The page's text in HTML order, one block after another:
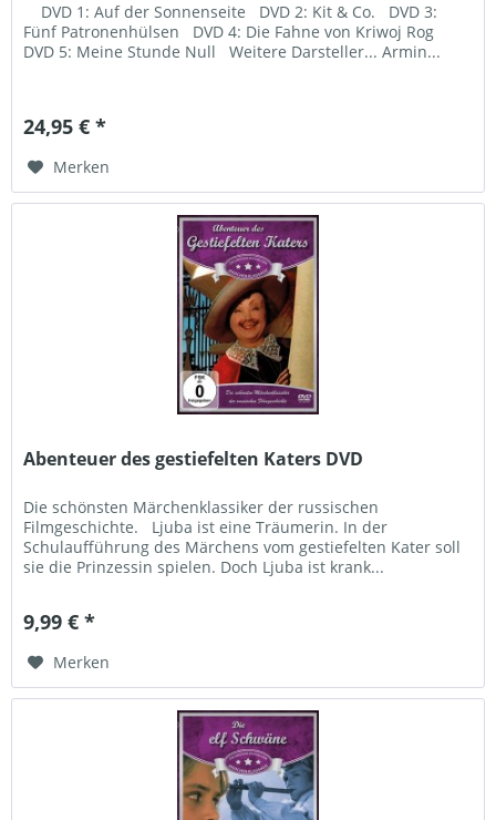
DVD 1: Auf der Sonnenseite DVD 2: Kit & Co. DVD 3:
Fünf Patronenhülsen DVD 4: Die Fahne von Kriwoj Rog
DVD 5: Meine Stunde Null Weitere Darsteller... Armin...
24,95 € *
Merken
Abenteuer des gestiefelten Katers DVD
Die schönsten Märchenklassiker der russischen
Filmgeschichte. Ljuba ist eine Träumerin. In der
Schulaufführung des Märchens vom gestiefelten Kater soll
sie die Prinzessin spielen. Doch Ljuba ist krank...
9,99 € *
Merken